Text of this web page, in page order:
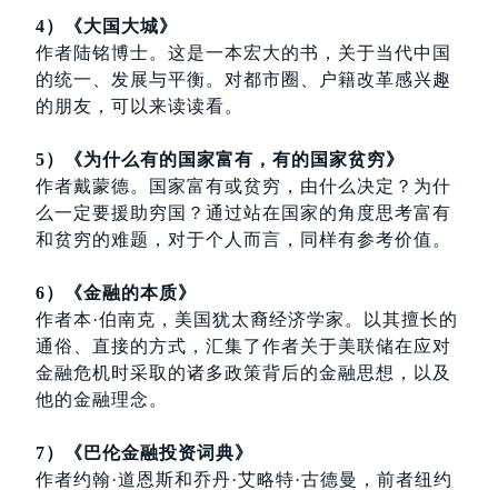
4）《大国大城》
作者陆铭博士。这是一本宏大的书，关于当代中国
的统一、发展与平衡。对都市圈、户籍改革感兴趣
的朋友，可以来读读看。
5）《为什么有的国家富有，有的国家贫穷》
作者戴蒙德。国家富有或贫穷，由什么决定？为什
么一定要援助穷国？通过站在国家的角度思考富有
和贫穷的难题，对于个人而言，同样有参考价值。
6）《金融的本质》
作者本·伯南克，美国犹太裔经济学家。以其擅长的
通俗、直接的方式，汇集了作者关于美联储在应对
金融危机时采取的诸多政策背后的金融思想，以及
他的金融理念。
7）《巴伦金融投资词典》
作者约翰·道恩斯和乔丹·艾略特·古德曼，前者纽约